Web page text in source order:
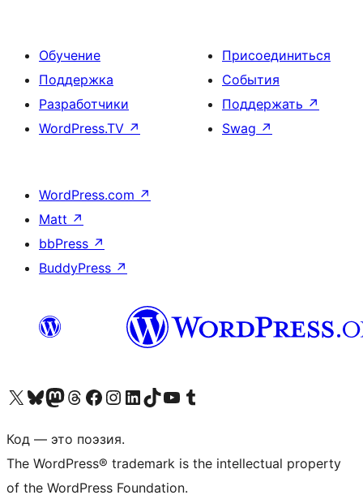
Обучение
Поддержка
Разработчики
WordPress.TV ↗
Присоединиться
События
Поддержать ↗
Swag ↗
WordPress.com ↗
Matt ↗
bbPress ↗
BuddyPress ↗
Посетите нас в X (ранее Twitter)
Посетите нашу учётную запись в Bluesky
Посетите нашу ленту в Mastodon
Посетите нашу учётную запись в Threads
Посетите нашу страницу на Facebook
Посетите наш Instagram
Посетите нашу страницу в LinkedIn
Посетите нашу учётную запись в TikTok
Посетите наш канал YouTube
Посетите нашу учётную запись в Tumblr
Код — это поэзия.
The WordPress® trademark is the intellectual property
of the WordPress Foundation.